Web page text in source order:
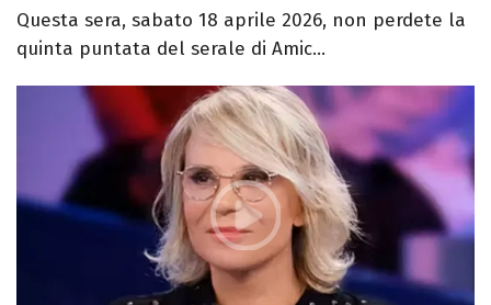
Questa sera, sabato 18 aprile 2026, non perdete la
quinta puntata del serale di Amic...